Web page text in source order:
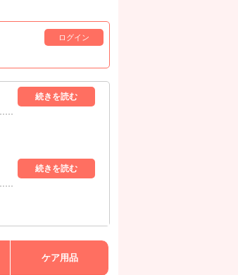
ログイン
ケア用品